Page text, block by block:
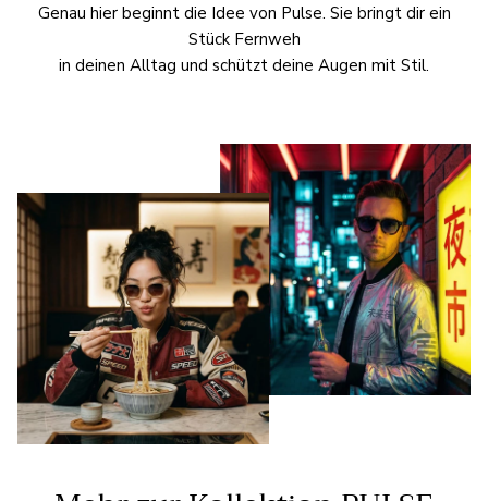
Genau hier beginnt die Idee von Pulse. Sie bringt dir ein
Stück Fernweh
in deinen Alltag und schützt deine Augen mit Stil.